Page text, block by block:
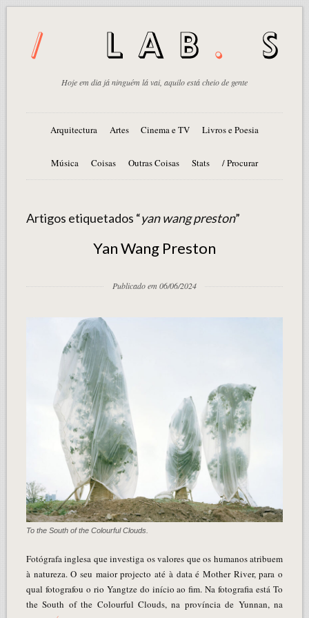
Hoje em dia já ninguém lá vai, aquilo está cheio de gente
Arquitectura Artes Cinema e TV Livros e Poesia
Música Coisas Outras Coisas Stats / Procurar
Artigos etiquetados “yan wang preston”
Yan Wang Preston
Publicado em 06/06/2024
To the South of the Colourful Clouds.
Fotógrafa inglesa que investiga os valores que os humanos atribuem
à natureza. O seu maior projecto até à data é Mother River, para o
qual fotografou o rio Yangtze do início ao fim. Na fotografia está To
the South of the Colourful Clouds, na província de Yunnan, na